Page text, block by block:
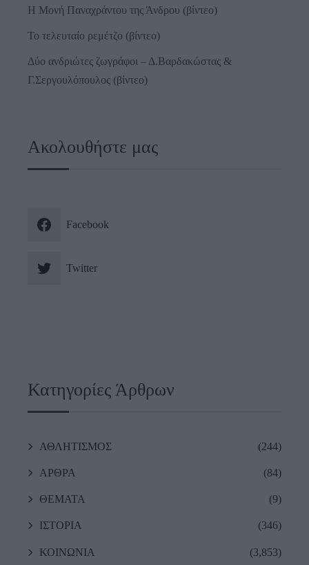
Η Μονή Παναχράντου της Άνδρου (βίντεο)
Το τελευταίο ρεμέτζο (βίντεο)
Δύο ανδριώτες ζωγράφοι – Δ.Βαρδακώστας &
Γ.Σεργουλόπουλος (βίντεο)
Ακολουθήστε μας
Facebook
Twitter
Κατηγορίες Άρθρων
ΑΘΛΗΤΙΣΜΟΣ (244)
ΑΡΘΡΑ (84)
ΘΕΜΑΤΑ (9)
ΙΣΤΟΡΙΑ (346)
ΚΟΙΝΩΝΙΑ (3,853)